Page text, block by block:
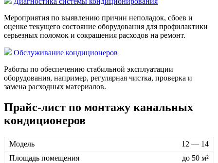
Мероприятия по выявлению причин неполадок, сбоев и
оценке текущего состояние оборудования для профилактики
серьезных поломок и сокращения расходов на ремонт.
Обслуживание кондиционеров
Работы по обеспечению стабильной эксплуатации
оборудования, например, регулярная чистка, проверка и
замена расходных материалов.
Прайс-лист по монтажу канальных
кондиционеров
12 — 14
до 50 м²